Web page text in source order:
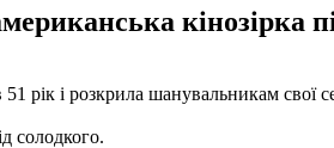
кінозірка
рік і розкрила шанувальникам свої
солодкого.